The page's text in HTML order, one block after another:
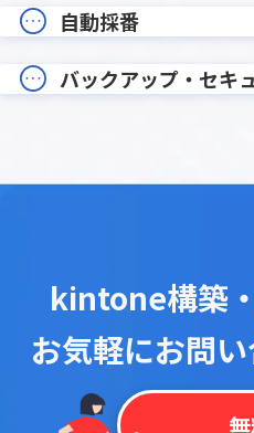
自動採番
バックアップ・セキ
kintone構築
お気軽にお問